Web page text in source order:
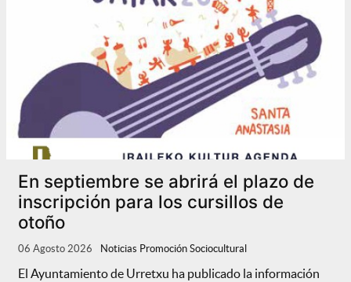
En septiembre se abrirá el plazo de
inscripción para los cursillos de
otoño
06 Agosto 2026 Noticias Promoción Sociocultural
El Ayuntamiento de Urretxu ha publicado la información